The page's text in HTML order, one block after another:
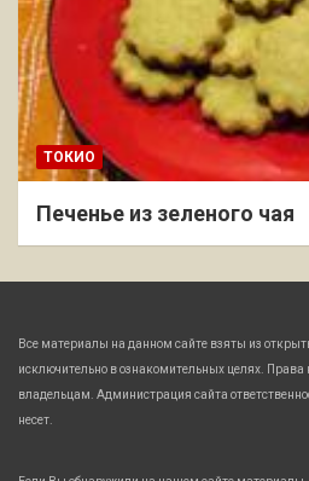
ТОКИО
Печенье из зеленого чая
Все материалы на данном сайте взяты из
исключительно в ознакомительных целях.
владельцам. Администрация сайта
несет.